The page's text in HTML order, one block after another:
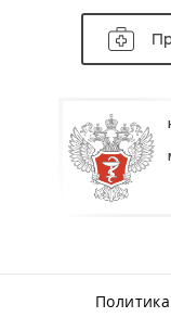
Общая
Урология